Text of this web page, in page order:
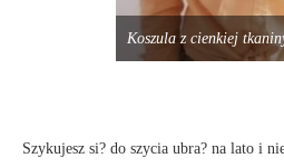
Koszula z cienkiej
Szykujesz si? do szycia ubra? na lato i